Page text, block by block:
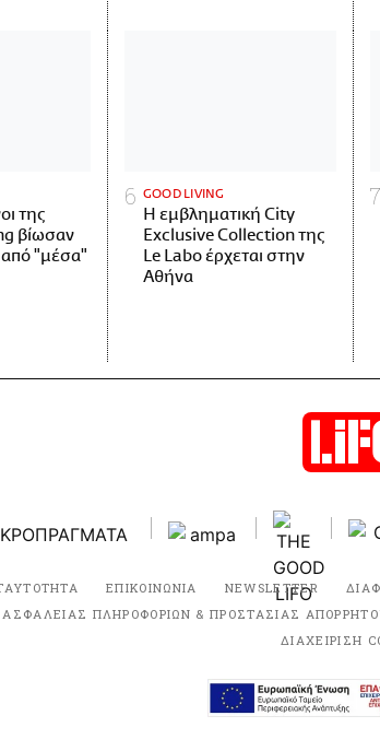
της
βίωσαν
"μέσα"
GOOD LIVING
Η εμβληματική City
Exclusive Collection της
Le Labo έρχεται στην
Αθήνα
ΕΠΙΚΟΙΝΩΝΙΑ NEWSLETTER
ΑΣΦΑΛΕΙΑΣ ΠΛΗΡΟΦΟΡΙΩΝ & ΠΡΟΣΤΑΣΙΑΣ
ΔΙΑΧΕΙΡΙΣΗ